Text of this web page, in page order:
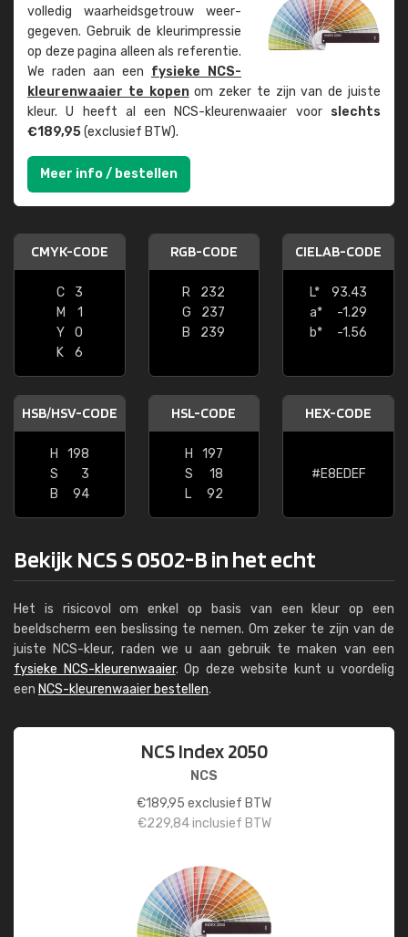
volledig waarheids­­getrouw weer­
gegeven. Gebruik de kleur­impressie
op deze pagina alleen als referentie.
We raden aan een fysieke NCS-
kleuren­waaier te kopenom zeker te zijn van de juiste
kleur. U heeft al een NCS-kleuren­waaier voor slechts
€189,95(exclusief BTW).
Meer info / bestellen
CMYK-CODE
C
3
M
1
Y
0
K
6
RGB-CODE
R
232
G
237
B
239
CIELAB-CODE
L*
93.43
a*
-1.29
b*
-1.56
HSB/HSV-CODE
H
198
S
3
B
94
HSL-CODE
H
197
S
18
L
92
HEX-CODE
#E8EDEF
Bekijk NCS S 0502-B in het echt
Het is risicovol om enkel op basis van een kleur op een
beeldscherm een beslissing te nemen. Om zeker te zijn van de
juiste NCS-kleur, raden we u aan gebruik te maken van een
fysieke NCS-kleurenwaaier. Op deze website kunt u voordelig
een NCS-kleurenwaaier bestellen.
NCS Index 2050
NCS
€189,95 exclusief BTW
€229,84inclusief BTW